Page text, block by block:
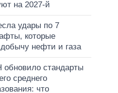
на 2027-й
удары по 7
которые
нефти и газа
стандарты
среднего
что